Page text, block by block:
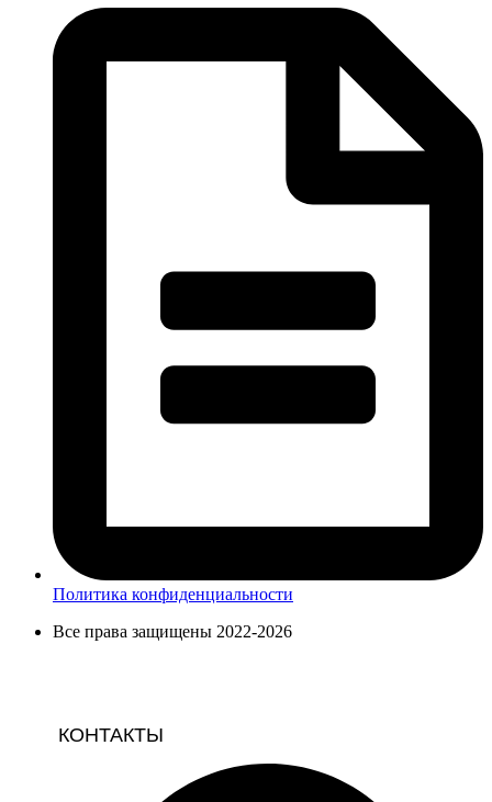
Политика конфиденциальности
Все права защищены 2022-2026
КОНТАКТЫ